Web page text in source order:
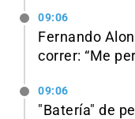
09:06
Fernando
correr: “Me
09:06
"Batería" de